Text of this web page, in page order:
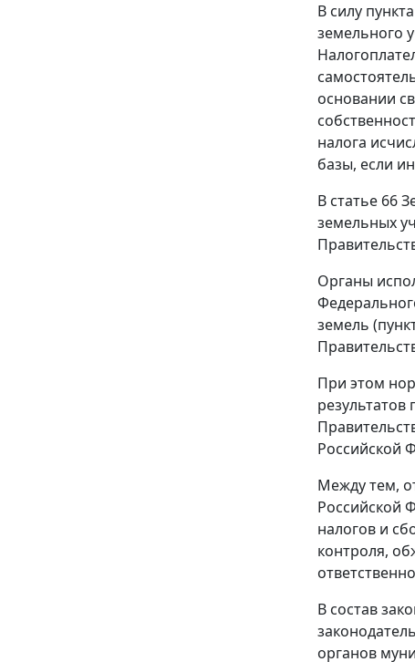
В силу
земельного
основании
налога
базы, если
В статье 66
земельных
Органы
земель
При этом
Российской
Между тем,
Российской
налогов и
контроля,
В состав
органов